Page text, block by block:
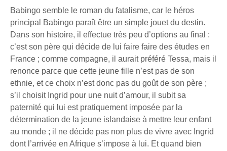
Babingo semble le roman du fatalisme, car le héros
principal Babingo paraît être un simple jouet du destin.
Dans son histoire, il effectue très peu d’options au final :
c’est son père qui décide de lui faire faire des études en
France ; comme compagne, il aurait préféré Tessa, mais il
renonce parce que cette jeune fille n’est pas de son
ethnie, et ce choix n’est donc pas du goût de son père ;
s’il choisit Ingrid pour une nuit d’amour, il subit sa
paternité qui lui est pratiquement imposée par la
détermination de la jeune islandaise à mettre leur enfant
au monde ; il ne décide pas non plus de vivre avec Ingrid
dont l’arrivée en Afrique s’impose à lui. Et quand bien